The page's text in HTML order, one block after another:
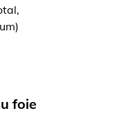
foie